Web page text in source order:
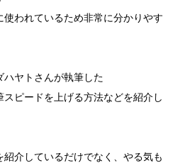
われているため非常に分かりやす
ヤトさんが執筆した
ピードを上げる方法などを紹介し
紹介しているだけでなく、やる気も